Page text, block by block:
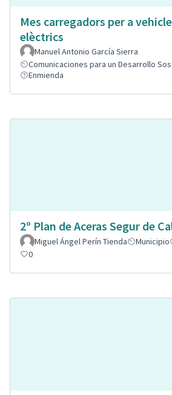
Mes carregadors per a
elèctrics
Manuel Antonio García Sierra
Comunicaciones para un Desarrollo
Enmienda
2º Plan de Aceras Segur de
Miguel Ángel Perín Tienda
Municipio
0